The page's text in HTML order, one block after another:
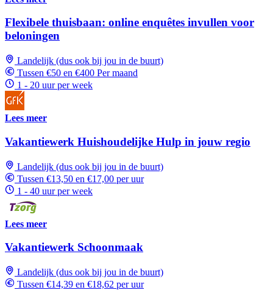
Flexibele thuisbaan: online enquêtes invullen voor
beloningen
Landelijk (dus ook bij jou in de buurt)
Tussen €50 en €400 Per maand
1 - 20 uur per week
Lees meer
Vakantiewerk Huishoudelijke Hulp in jouw regio
Landelijk (dus ook bij jou in de buurt)
Tussen €13,50 en €17,00 per uur
1 - 40 uur per week
Lees meer
Vakantiewerk Schoonmaak
Landelijk (dus ook bij jou in de buurt)
Tussen €14,39 en €18,62 per uur